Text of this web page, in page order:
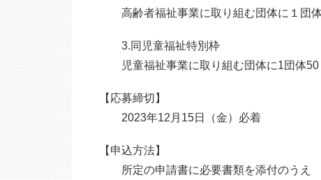
高齢者福祉事業に取り組む団体に１団体
3.同児童福祉特別枠
児童福祉事業に取り組む団体に1団体50
【応募締切】
2023年12月15日（金）必着
【申込方法】
所定の申請書に必要書類を添付のうえ